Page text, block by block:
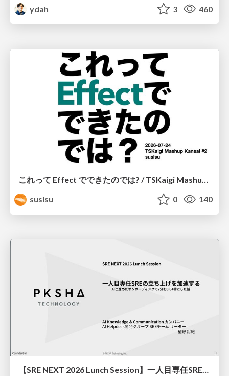
ydah
3 460
これって Effect でできたのでは? / TSKaigi Mashup Kansai #2
susisu
0 140
【SRE NEXT 2026 Lunch Session】一人目専任SREの立ち上げを加速する ― AIと進めたオンボーディングで2分を0.04秒にした話